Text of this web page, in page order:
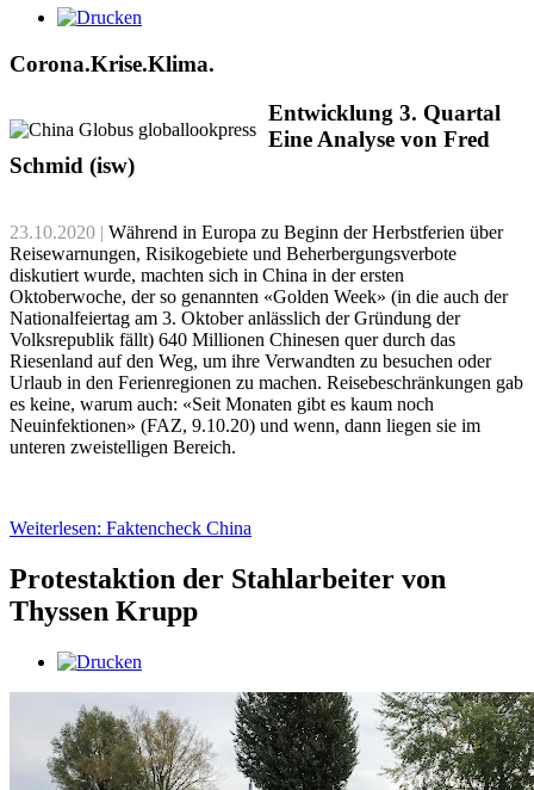
Corona.Krise.Klima.
Entwicklung 3. Quartal
Eine Analyse von Fred
Schmid (isw)
23.10.2020 | Während in Europa zu Beginn der Herbstferien über
Reisewarnungen, Risikogebiete und Beherbergungsverbote
diskutiert wurde, machten sich in China in der ersten
Oktoberwoche, der so genannten «Golden Week» (in die auch der
Nationalfeiertag am 3. Oktober anlässlich der Gründung der
Volksrepublik fällt) 640 Millionen Chinesen quer durch das
Riesenland auf den Weg, um ihre Verwandten zu besuchen oder
Urlaub in den Ferienregionen zu machen. Reisebeschränkungen gab
es keine, warum auch: «Seit Monaten gibt es kaum noch
Neuinfektionen» (FAZ, 9.10.20) und wenn, dann liegen sie im
unteren zweistelligen Bereich.
Weiterlesen: Faktencheck China
Protestaktion der Stahlarbeiter von
Thyssen Krupp